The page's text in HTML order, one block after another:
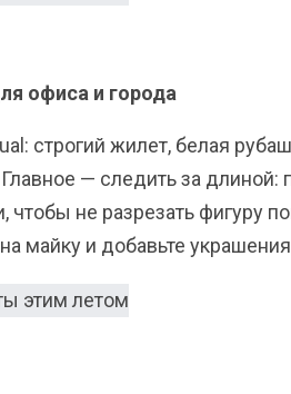
офиса и города
строгий жилет, белая
— следить за
не разрезать фигуру
майку и добавьте